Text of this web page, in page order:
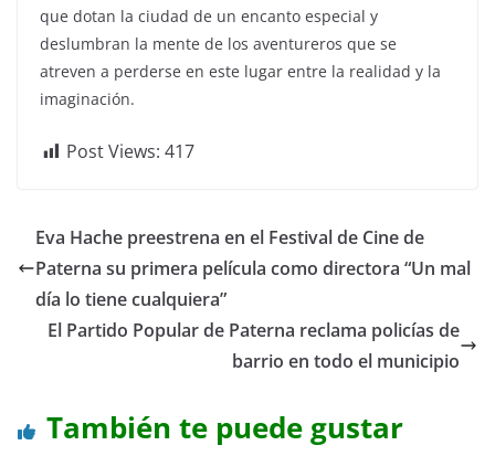
que dotan la ciudad de un encanto especial y
deslumbran la mente de los aventureros que se
atreven a perderse en este lugar entre la realidad y la
imaginación.
Post Views: 417
Eva Hache preestrena en el Festival de Cine de
Paterna su primera película como directora “Un mal
día lo tiene cualquiera”
El Partido Popular de Paterna reclama policías de
barrio en todo el municipio
También te puede gustar